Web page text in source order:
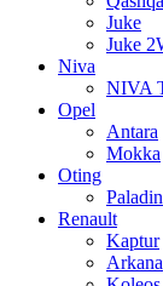
Juke
Juke
Niva
NIVA
Opel
Antara
Mokka
Oting
Paladin
Renault
Kaptur
Arkana